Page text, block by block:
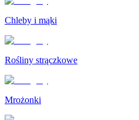
Chleby i mąki
Rośliny strączkowe
Mrożonki